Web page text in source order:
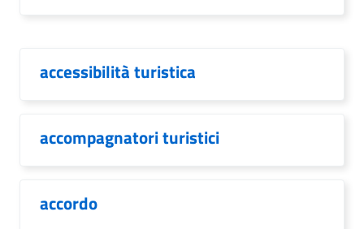
accessibilità turistica
accompagnatori turistici
accordo